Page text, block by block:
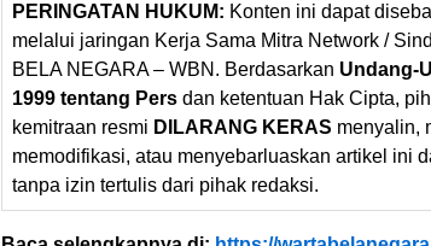
PERINGATAN HUKUM: Konten ini dapat
melalui jaringan Kerja Sama Mitra Network /
BELA NEGARA – WBN. Berdasarkan Undang-
1999 tentang Pers dan ketentuan Hak Cipta,
kemitraan resmi DILARANG KERAS menyalin,
memodifikasi, atau menyebarluaskan artikel ini
tanpa izin tertulis dari pihak redaksi.